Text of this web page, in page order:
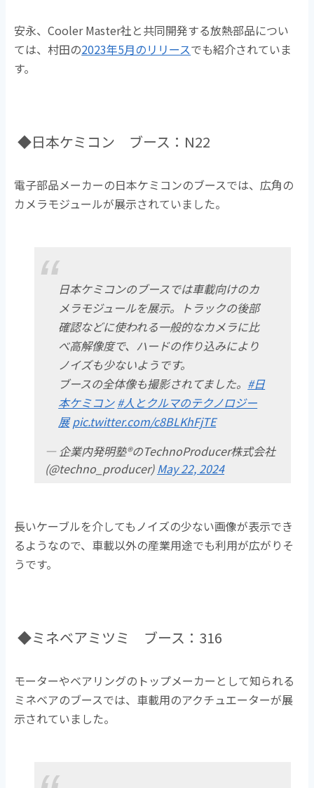
安永、Cooler Master社と共同開発する放熱部品につい
ては、村田の2023年5月のリリースでも紹介されていま
す。
◆日本ケミコン ブース：N22
電子部品メーカーの日本ケミコンのブースでは、広角の
カメラモジュールが展示されていました。
日本ケミコンのブースでは車載向けのカ
メラモジュールを展示。トラックの後部
確認などに使われる一般的なカメラに比
べ高解像度で、ハードの作り込みにより
ノイズも少ないようです。
ブースの全体像も撮影されてました。 #日
本ケミコン #人とクルマのテクノロジー
展 pic.twitter.com/c8BLKhFjTE
— 企業内発明塾®のTechnoProducer株式会社
(@techno_producer)May 22, 2024
長いケーブルを介してもノイズの少ない画像が表示でき
るようなので、車載以外の産業用途でも利用が広がりそ
うです。
◆ミネベアミツミ ブース：316
モーターやベアリングのトップメーカーとして知られる
ミネベアのブースでは、車載用のアクチュエーターが展
示されていました。